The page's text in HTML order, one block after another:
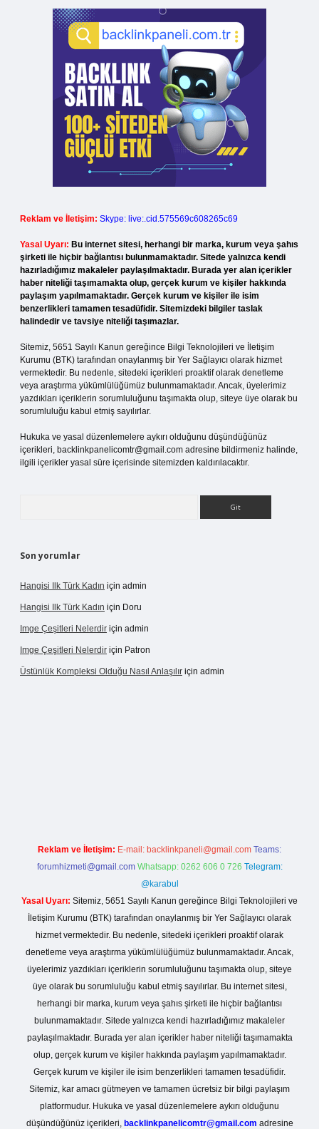
Reklam ve İletişim: Skype: live:.cid.575569c608265c69
Yasal Uyarı: Bu internet sitesi, herhangi bir marka, kurum veya şahıs
şirketi ile hiçbir bağlantısı bulunmamaktadır. Sitede yalnızca kendi
hazırladığımız makaleler paylaşılmaktadır. Burada yer alan içerikler
haber niteliği taşımamakta olup, gerçek kurum ve kişiler hakkında
paylaşım yapılmamaktadır. Gerçek kurum ve kişiler ile isim
benzerlikleri tamamen tesadüfidir. Sitemizdeki bilgiler taslak
halindedir ve tavsiye niteliği taşımazlar.
Sitemiz, 5651 Sayılı Kanun gereğince Bilgi Teknolojileri ve İletişim
Kurumu (BTK) tarafından onaylanmış bir Yer Sağlayıcı olarak hizmet
vermektedir. Bu nedenle, sitedeki içerikleri proaktif olarak denetleme
veya araştırma yükümlülüğümüz bulunmamaktadır. Ancak, üyelerimiz
yazdıkları içeriklerin sorumluluğunu taşımakta olup, siteye üye olarak bu
sorumluluğu kabul etmiş sayılırlar.
Hukuka ve yasal düzenlemelere aykırı olduğunu düşündüğünüz
içerikleri, backlinkpanelicomtr@gmail.com adresine bildirmeniz halinde,
ilgili içerikler yasal süre içerisinde sitemizden kaldırılacaktır.
Son yorumlar
Hangisi Ilk Türk Kadın için admin
Hangisi Ilk Türk Kadın için Doru
Imge Çeşitleri Nelerdir için admin
Imge Çeşitleri Nelerdir için Patron
Üstünlük Kompleksi Olduğu Nasıl Anlaşılır için admin
Reklam ve İletişim: E-mail: backlinkpaneli@gmail.com Teams:
forumhizmeti@gmail.com Whatsapp: 0262 606 0 726 Telegram:
@karabul
Yasal Uyarı: Sitemiz, 5651 Sayılı Kanun gereğince Bilgi Teknolojileri ve
İletişim Kurumu (BTK) tarafından onaylanmış bir Yer Sağlayıcı olarak
hizmet vermektedir. Bu nedenle, sitedeki içerikleri proaktif olarak
denetleme veya araştırma yükümlülüğümüz bulunmamaktadır. Ancak,
üyelerimiz yazdıkları içeriklerin sorumluluğunu taşımakta olup, siteye
üye olarak bu sorumluluğu kabul etmiş sayılırlar. Bu internet sitesi,
herhangi bir marka, kurum veya şahıs şirketi ile hiçbir bağlantısı
bulunmamaktadır. Sitede yalnızca kendi hazırladığımız makaleler
paylaşılmaktadır. Burada yer alan içerikler haber niteliği taşımamakta
olup, gerçek kurum ve kişiler hakkında paylaşım yapılmamaktadır.
Gerçek kurum ve kişiler ile isim benzerlikleri tamamen tesadüfidir.
Sitemiz, kar amacı gütmeyen ve tamamen ücretsiz bir bilgi paylaşım
platformudur. Hukuka ve yasal düzenlemelere aykırı olduğunu
düşündüğünüz içerikleri, backlinkpanelicomtr@gmail.com adresine